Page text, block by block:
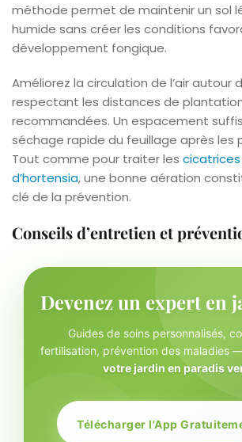
méthode permet de maintenir un sol
humide sans créer les conditions
développement fongique.
Améliorez la circulation de l’air autour
respectant les distances de
recommandées. Un espacement
séchage rapide du feuillage après les
Tout comme pour traiter les cicatrices
d’hortensia, une bonne aération
clé de la prévention.
Conseils d’entretien et
Devenez un expert en
Guides de soins personnalisés,
fertilisation, prévention des maladies
votre jardin en paradis
Télécharger l'App